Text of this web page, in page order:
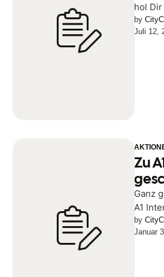
hol
Shop
by
Juli 12,
Zu
Ganz
A1
Netflix
Post -
by
Januar